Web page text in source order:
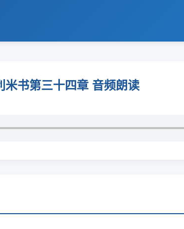
米书第三十四章 音频朗读